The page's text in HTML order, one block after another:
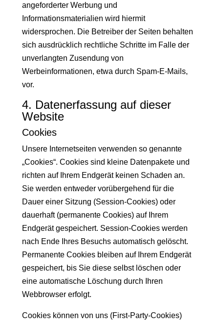
angeforderter Werbung und
Informationsmaterialien wird hiermit
widersprochen. Die Betreiber der Seiten behalten
sich ausdrücklich rechtliche Schritte im Falle der
unverlangten Zusendung von
Werbeinformationen, etwa durch Spam-E-Mails,
vor.
4. Datenerfassung auf dieser
Website
Cookies
Unsere Internetseiten verwenden so genannte
„Cookies“. Cookies sind kleine Datenpakete und
richten auf Ihrem Endgerät keinen Schaden an.
Sie werden entweder vorübergehend für die
Dauer einer Sitzung (Session-Cookies) oder
dauerhaft (permanente Cookies) auf Ihrem
Endgerät gespeichert. Session-Cookies werden
nach Ende Ihres Besuchs automatisch gelöscht.
Permanente Cookies bleiben auf Ihrem Endgerät
gespeichert, bis Sie diese selbst löschen oder
eine automatische Löschung durch Ihren
Webbrowser erfolgt.
Cookies können von uns (First-Party-Cookies)